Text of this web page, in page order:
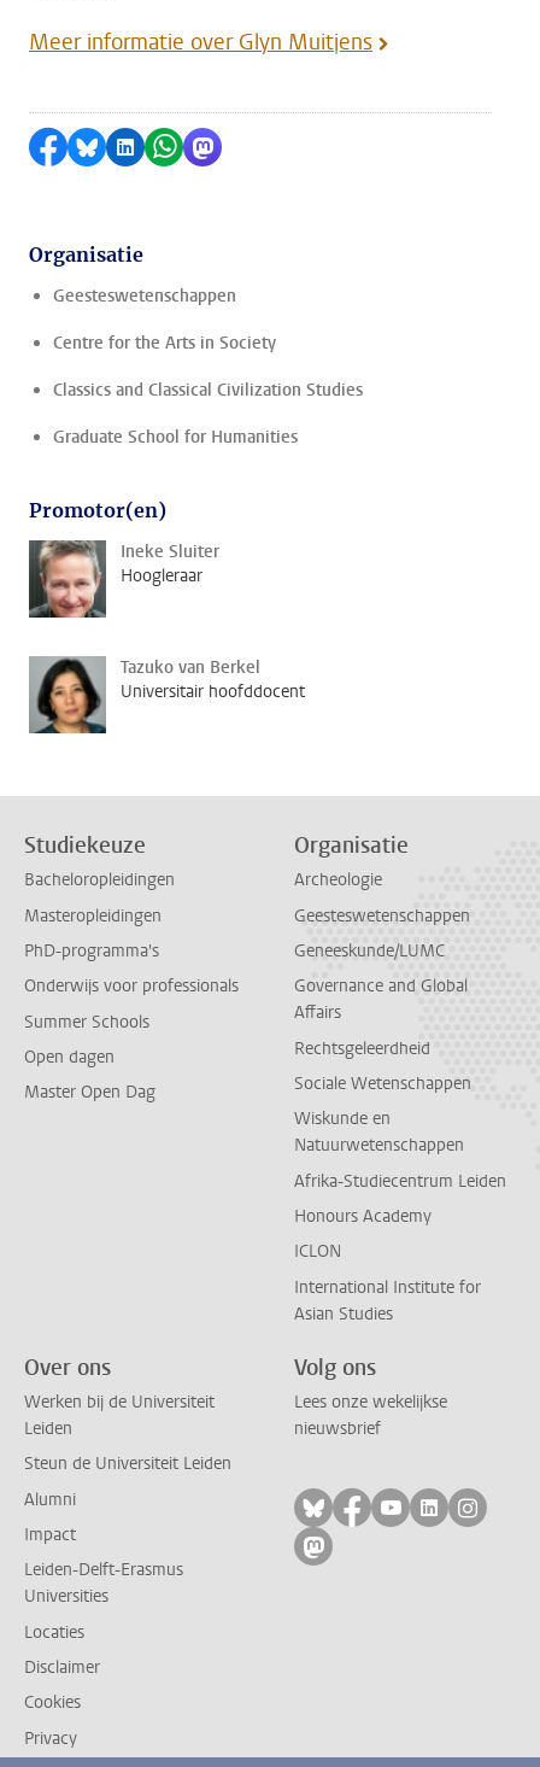
Meer informatie over Glyn Muitjens
Delen op Facebook
Delen via Bluesky
Delen op LinkedIn
Delen via WhatsApp
Delen via Mastodon
Organisatie
Geesteswetenschappen
Centre for the Arts in Society
Classics and Classical Civilization Studies
Graduate School for Humanities
Promotor(en)
Ineke Sluiter
Hoogleraar
Tazuko van Berkel
Universitair hoofddocent
Studiekeuze
Bacheloropleidingen
Masteropleidingen
PhD-programma's
Onderwijs voor professionals
Summer Schools
Open dagen
Master Open Dag
Organisatie
Archeologie
Geesteswetenschappen
Geneeskunde/LUMC
Governance and Global
Affairs
Rechtsgeleerdheid
Sociale Wetenschappen
Wiskunde en
Natuurwetenschappen
Afrika-Studiecentrum Leiden
Honours Academy
ICLON
International Institute for
Asian Studies
Over ons
Werken bij de Universiteit
Leiden
Steun de Universiteit Leiden
Alumni
Impact
Leiden-Delft-Erasmus
Universities
Locaties
Disclaimer
Cookies
Privacy
Volg ons
Lees onze wekelijkse
nieuwsbrief
Volg ons op bluesky
Volg ons op
Volg ons op
Volg ons
Volg
Volg ons op mastodon